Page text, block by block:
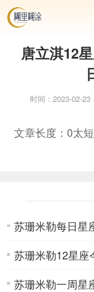
唐立淇12
时间：2023-02-23
文章长度：0太
苏珊米勒每日星
苏珊米勒12星座
苏珊米勒一周星